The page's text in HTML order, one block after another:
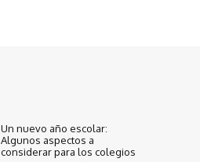
Un nuevo año escolar:
Algunos aspectos a
considerar para los colegios